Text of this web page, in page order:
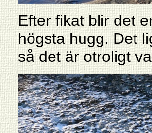
Efter fikat blir det
högsta hugg. Det
så det är otroligt